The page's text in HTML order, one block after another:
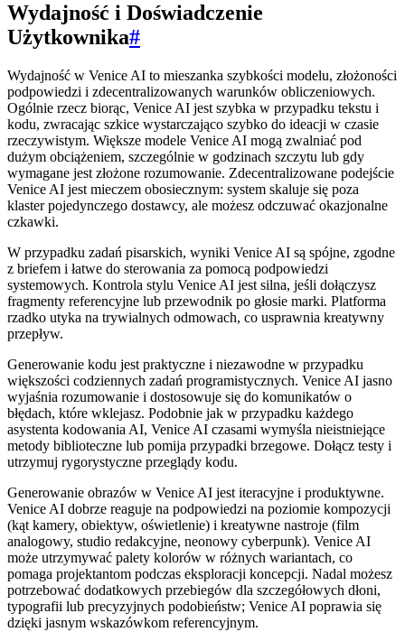
Wydajność i Doświadczenie
Użytkownika#
Wydajność w Venice AI to mieszanka szybkości modelu, złożoności
podpowiedzi i zdecentralizowanych warunków obliczeniowych.
Ogólnie rzecz biorąc, Venice AI jest szybka w przypadku tekstu i
kodu, zwracając szkice wystarczająco szybko do ideacji w czasie
rzeczywistym. Większe modele Venice AI mogą zwalniać pod
dużym obciążeniem, szczególnie w godzinach szczytu lub gdy
wymagane jest złożone rozumowanie. Zdecentralizowane podejście
Venice AI jest mieczem obosiecznym: system skaluje się poza
klaster pojedynczego dostawcy, ale możesz odczuwać okazjonalne
czkawki.
W przypadku zadań pisarskich, wyniki Venice AI są spójne, zgodne
z briefem i łatwe do sterowania za pomocą podpowiedzi
systemowych. Kontrola stylu Venice AI jest silna, jeśli dołączysz
fragmenty referencyjne lub przewodnik po głosie marki. Platforma
rzadko utyka na trywialnych odmowach, co usprawnia kreatywny
przepływ.
Generowanie kodu jest praktyczne i niezawodne w przypadku
większości codziennych zadań programistycznych. Venice AI jasno
wyjaśnia rozumowanie i dostosowuje się do komunikatów o
błędach, które wklejasz. Podobnie jak w przypadku każdego
asystenta kodowania AI, Venice AI czasami wymyśla nieistniejące
metody biblioteczne lub pomija przypadki brzegowe. Dołącz testy i
utrzymuj rygorystyczne przeglądy kodu.
Generowanie obrazów w Venice AI jest iteracyjne i produktywne.
Venice AI dobrze reaguje na podpowiedzi na poziomie kompozycji
(kąt kamery, obiektyw, oświetlenie) i kreatywne nastroje (film
analogowy, studio redakcyjne, neonowy cyberpunk). Venice AI
może utrzymywać palety kolorów w różnych wariantach, co
pomaga projektantom podczas eksploracji koncepcji. Nadal możesz
potrzebować dodatkowych przebiegów dla szczegółowych dłoni,
typografii lub precyzyjnych podobieństw; Venice AI poprawia się
dzięki jasnym wskazówkom referencyjnym.